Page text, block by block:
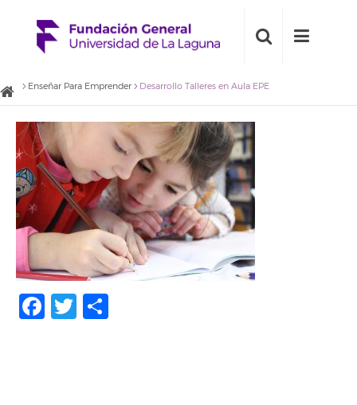
Enseñar Para Emprender Desarrollo Talleres en Aula EPE
Facebook
Twitter